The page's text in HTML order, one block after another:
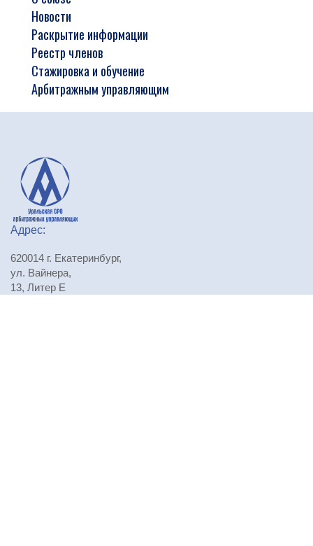
Новости
Раскрытие информации
Реестр членов
Стажировка и обучение
Арбитражным управляющим
Адрес:
620014 г. Екатеринбург,
ул. Вайнера,
13, Литер Е